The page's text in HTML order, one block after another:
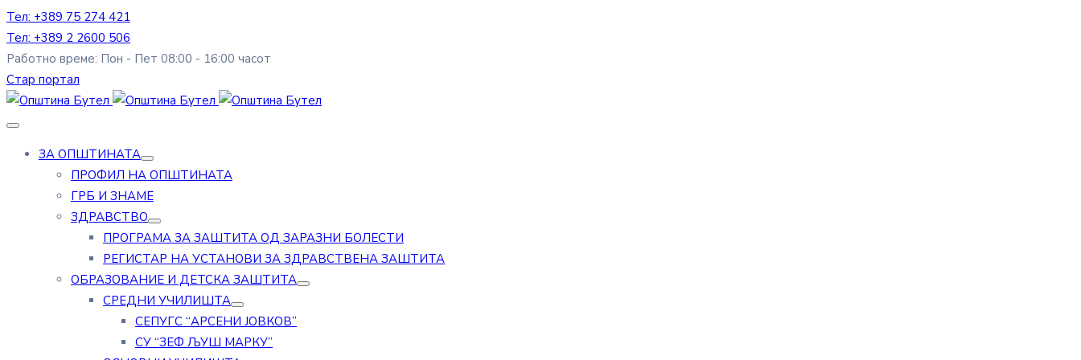
Тел: +389 75 274 421
Тел: +389 2 2600 506
Работно време: Пон - Пет 08:00 - 16:00 часот
Стар портал
ЗА ОПШТИНАТА
ПРОФИЛ НА ОПШТИНАТА
ГРБ И ЗНАМЕ
ЗДРАВСТВО
ПРОГРАМА ЗА ЗАШТИТА ОД ЗАРАЗНИ БОЛЕСТИ
РЕГИСТАР НА УСТАНОВИ ЗА ЗДРАВСТВЕНА ЗАШТИТА
ОБРАЗОВАНИЕ И ДЕТСКА ЗАШТИТА
СРЕДНИ УЧИЛИШТА
СЕПУГС “АРСЕНИ ЈОВКОВ”
СУ “ЗЕФ ЉУШ МАРКУ”